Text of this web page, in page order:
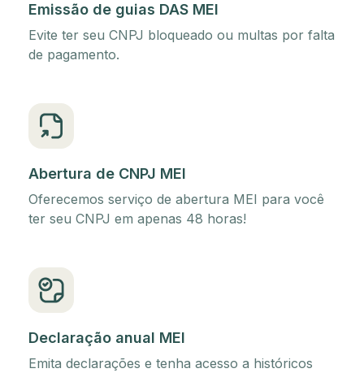
Emissão de guias DAS MEI
Evite ter seu CNPJ bloqueado ou multas por falta
de pagamento.
Abertura de CNPJ MEI
Oferecemos serviço de abertura MEI para você
ter seu CNPJ em apenas 48 horas!
Declaração anual MEI
Emita declarações e tenha acesso a históricos